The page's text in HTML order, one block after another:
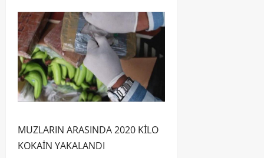
MUZLARIN ARASINDA 2020 KİLO
KOKAİN YAKALANDI